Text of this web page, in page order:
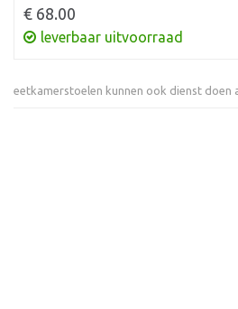
€ 68.00
leverbaar uitvoorraad
eetkamerstoelen kunnen ook dienst doen